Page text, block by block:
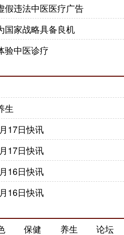
、伽玛刀、高能加速器、模
系统、钴60治疗机、后装治
彩色超声诊断仪、超声聚焦
药物自动检测仪、肿瘤热疗
总值近3亿元。为患者的诊疗
。
本，以病人为中心的服务理
的技术，优秀的人才，先进
诚为军队官兵和社会各界人
假违法中医医疗广告
国家战略具备良机
验中医诊疗
生
17日快讯
17日快讯
16日快讯
16日快讯
保健 养生 论坛